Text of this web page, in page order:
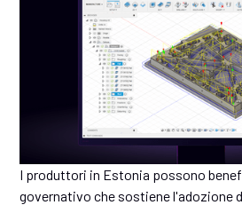
I produttori in Estonia possono
governativo che sostiene l'adozione